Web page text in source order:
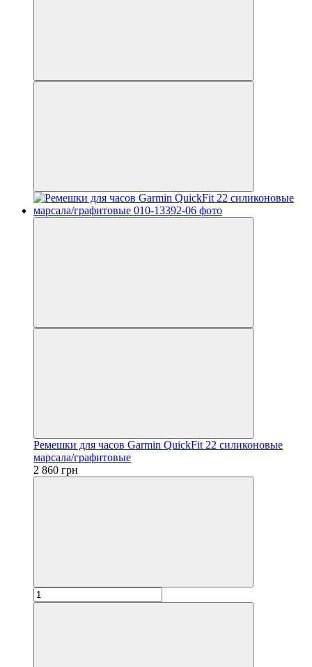
Ремешки для часов Garmin QuickFit 22 силиконовые
марсала/графитовые
2 860 грн